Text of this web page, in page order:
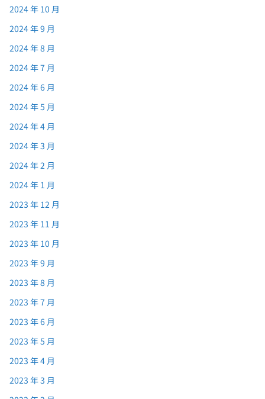
2024 年 10 月
2024 年 9 月
2024 年 8 月
2024 年 7 月
2024 年 6 月
2024 年 5 月
2024 年 4 月
2024 年 3 月
2024 年 2 月
2024 年 1 月
2023 年 12 月
2023 年 11 月
2023 年 10 月
2023 年 9 月
2023 年 8 月
2023 年 7 月
2023 年 6 月
2023 年 5 月
2023 年 4 月
2023 年 3 月